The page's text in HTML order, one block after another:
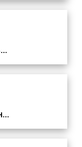
Salam Jum'at Berkah Semoga Keberkahan Menyelimuti Kita. Sekcam Batuceper @rulihasan Pimpin Rapat Para Pelaku UMKM Se Kecamatan Batuceper Kota Tangerang Terkait Pendaftaran E-Katalog Bagi UMKM Se Kecamatan Batuceper Di Ruang Al Fattah Kecamatan Batuceper
Pagi Tadi... Camat Batuceper Ibu Hj. Katrina Iswandari Dan Kasi Ekbang Kecamatan Batuceper Membuka Kegiatan Musrenbang ( Musyawarah Perencanaan Pembangunan ) Tingkat Kelurahan Tahun 2023 Di Aula Kantor Kelurahan Poris Jaya Kecamatan Batuceper Kota Tangera